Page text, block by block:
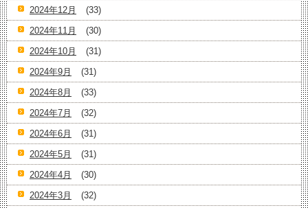
2024年12月
(33)
2024年11月
(30)
2024年10月
(31)
2024年9月
(31)
2024年8月
(33)
2024年7月
(32)
2024年6月
(31)
2024年5月
(31)
2024年4月
(30)
2024年3月
(32)